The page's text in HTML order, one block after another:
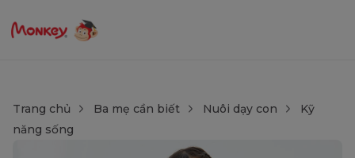
Trang chủ Ba mẹ cần biết Nuôi dạy con
Kỹ
năng sống